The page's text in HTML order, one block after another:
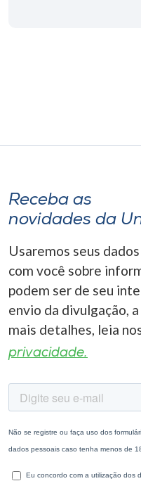
Selecione
o idioma
A+
Receba as
novidades da
Usaremos seus
com você sobre
podem ser de seu
envio da divulgação,
mais detalhes, leia
privacidade.